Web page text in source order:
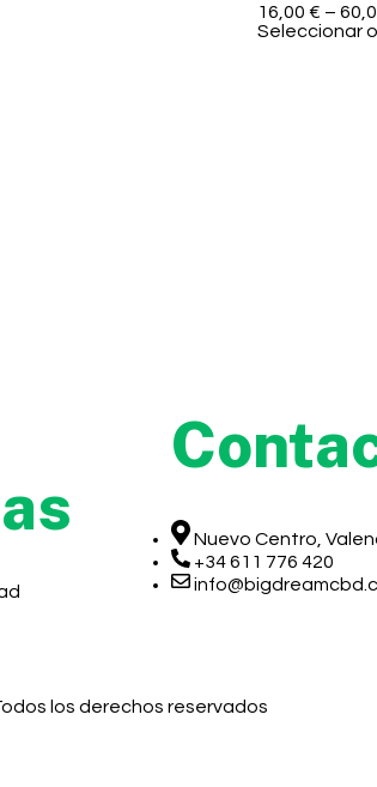
16,00 € –
Seleccionar
Nuevo Centro,
+34 611 776 420
los derechos reservados